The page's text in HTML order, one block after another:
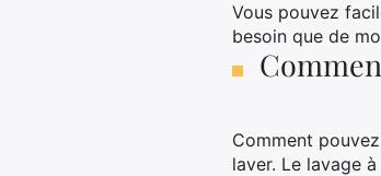
Vous pouvez
besoin que de
Comment
laver. Le lavage